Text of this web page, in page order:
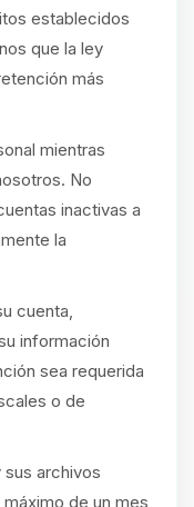
establecidos
que la ley
más
mientras
No
inactivas a
la
cuenta,
información
sea requerida
o de
archivos
de un mes